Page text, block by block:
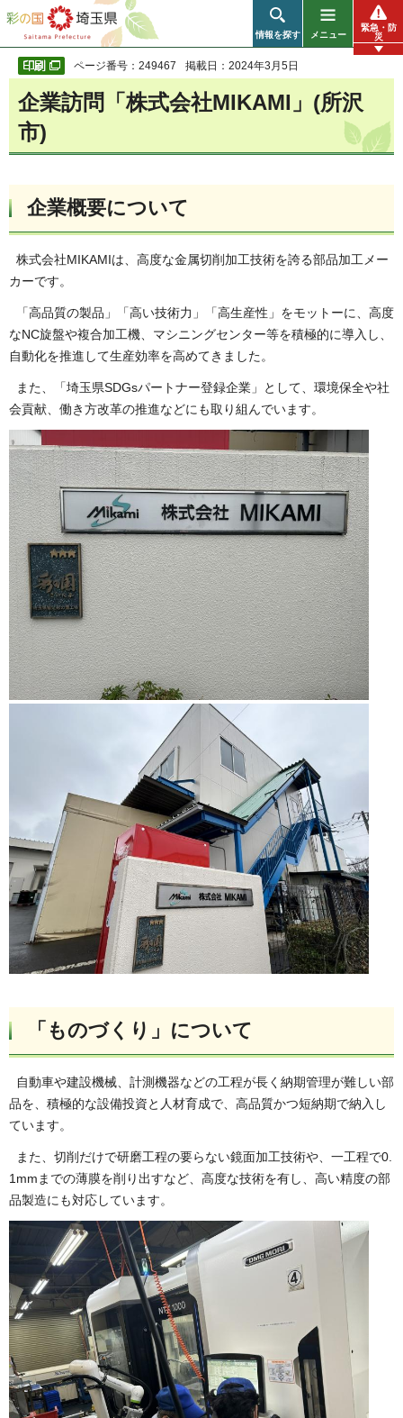
彩の国 埼玉県
情報を探す メニュー
緊急・防
災
ページ番号：249467 掲載日：2024年3月5日
企業訪問「株式会社MIKAMI」(所沢
市)
企業概要について
株式会社MIKAMIは、高度な金属切削加工技術を誇る部品加工メー
カーです。
「高品質の製品」「高い技術力」「高生産性」をモットーに、高度
なNC旋盤や複合加工機、マシニングセンター等を積極的に導入し、
自動化を推進して生産効率を高めてきました。
また、「埼玉県SDGsパートナー登録企業」として、環境保全や社
会貢献、働き方改革の推進などにも取り組んでいます。
「ものづくり」について
自動車や建設機械、計測機器などの工程が長く納期管理が難しい部
品を、積極的な設備投資と人材育成で、高品質かつ短納期で納入し
ています。
また、切削だけで研磨工程の要らない鏡面加工技術や、一工程で0.
1mmまでの薄膜を削り出すなど、高度な技術を有し、高い精度の部
品製造にも対応しています。